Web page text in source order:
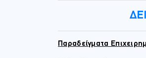
Παραδείγματα